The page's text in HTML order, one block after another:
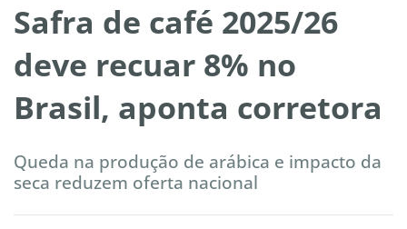
Safra de café 2025/26
deve recuar 8% no
Brasil, aponta corretora
Queda na produção de arábica e impacto da
seca reduzem oferta nacional